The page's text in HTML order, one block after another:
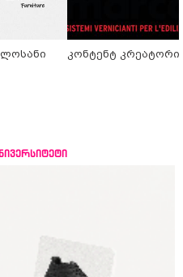
კონტენტ კრეატორი